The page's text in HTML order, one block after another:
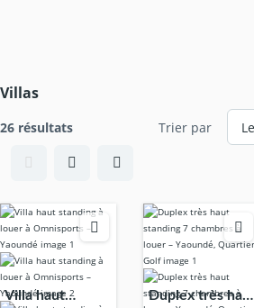
Villas
26 résultats Trier par
Villa haut
Duplex très haut